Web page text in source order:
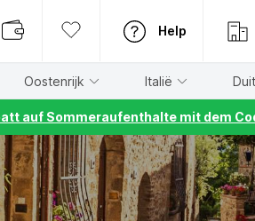
Help
Oostenrijk Italië
auf Sommeraufenthalte mit dem